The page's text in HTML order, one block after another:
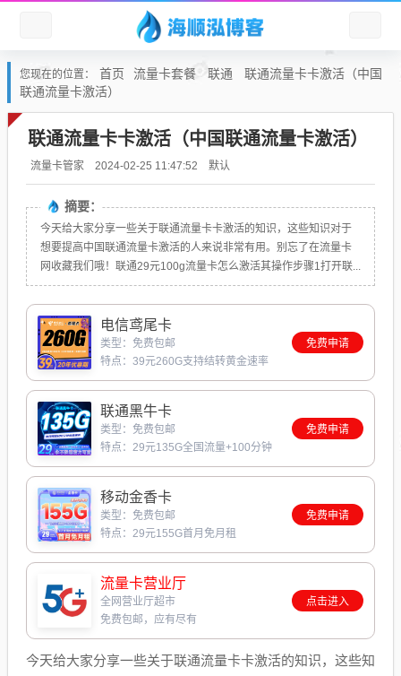
您现在的位置： 首页 流量卡套餐 联通
联通流量卡卡激活（中国
联通流量卡激活）
联通流量卡卡激活（中国联通流量卡激活）
流量卡管家 2024-02-25 11:47:52 默认
摘要：
今天给大家分享一些关于联通流量卡卡激活的知识，这些知识对于
想要提高中国联通流量卡激活的人来说非常有用。别忘了在流量卡
网收藏我们哦！联通29元100g流量卡怎么激活其操作步骤1打开联...
电信鸢尾卡
类型：免费包邮
特点：39元260G支持结转黄金速率
免费申请
联通黑牛卡
类型：免费包邮
特点：29元135G全国流量+100分钟
免费申请
移动金香卡
类型：免费包邮
特点：29元155G首月免月租
免费申请
流量卡营业厅
全网营业厅超市
免费包邮，应有尽有
点击进入
今天给大家分享一些关于联通流量卡卡激活的知识，这些知